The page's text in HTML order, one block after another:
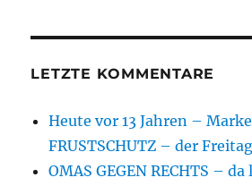
LETZTE KOMMENTARE
Heute vor 13 Jahren –
FRUSTSCHUTZ – der
OMAS GEGEN RECHTS –